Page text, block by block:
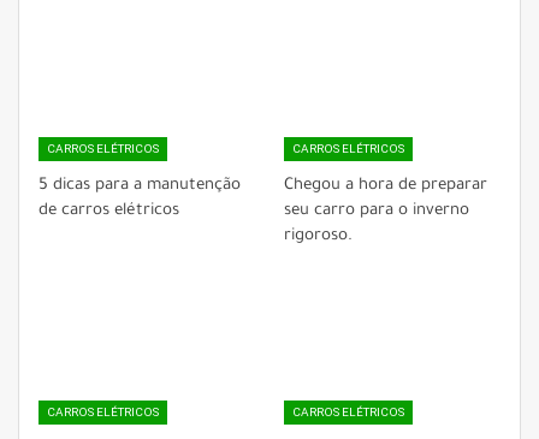
CARROS ELÉTRICOS
5 dicas para a manutenção
de carros elétricos
CARROS ELÉTRICOS
Chegou a hora de preparar
seu carro para o inverno
rigoroso.
CARROS ELÉTRICOS CARROS ELÉTRICOS